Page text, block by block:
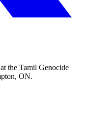
the Tamil Genocide
ON.